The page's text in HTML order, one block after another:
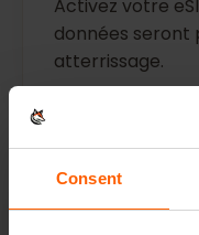
Consent
Activez votre
données seront
atterrissage.